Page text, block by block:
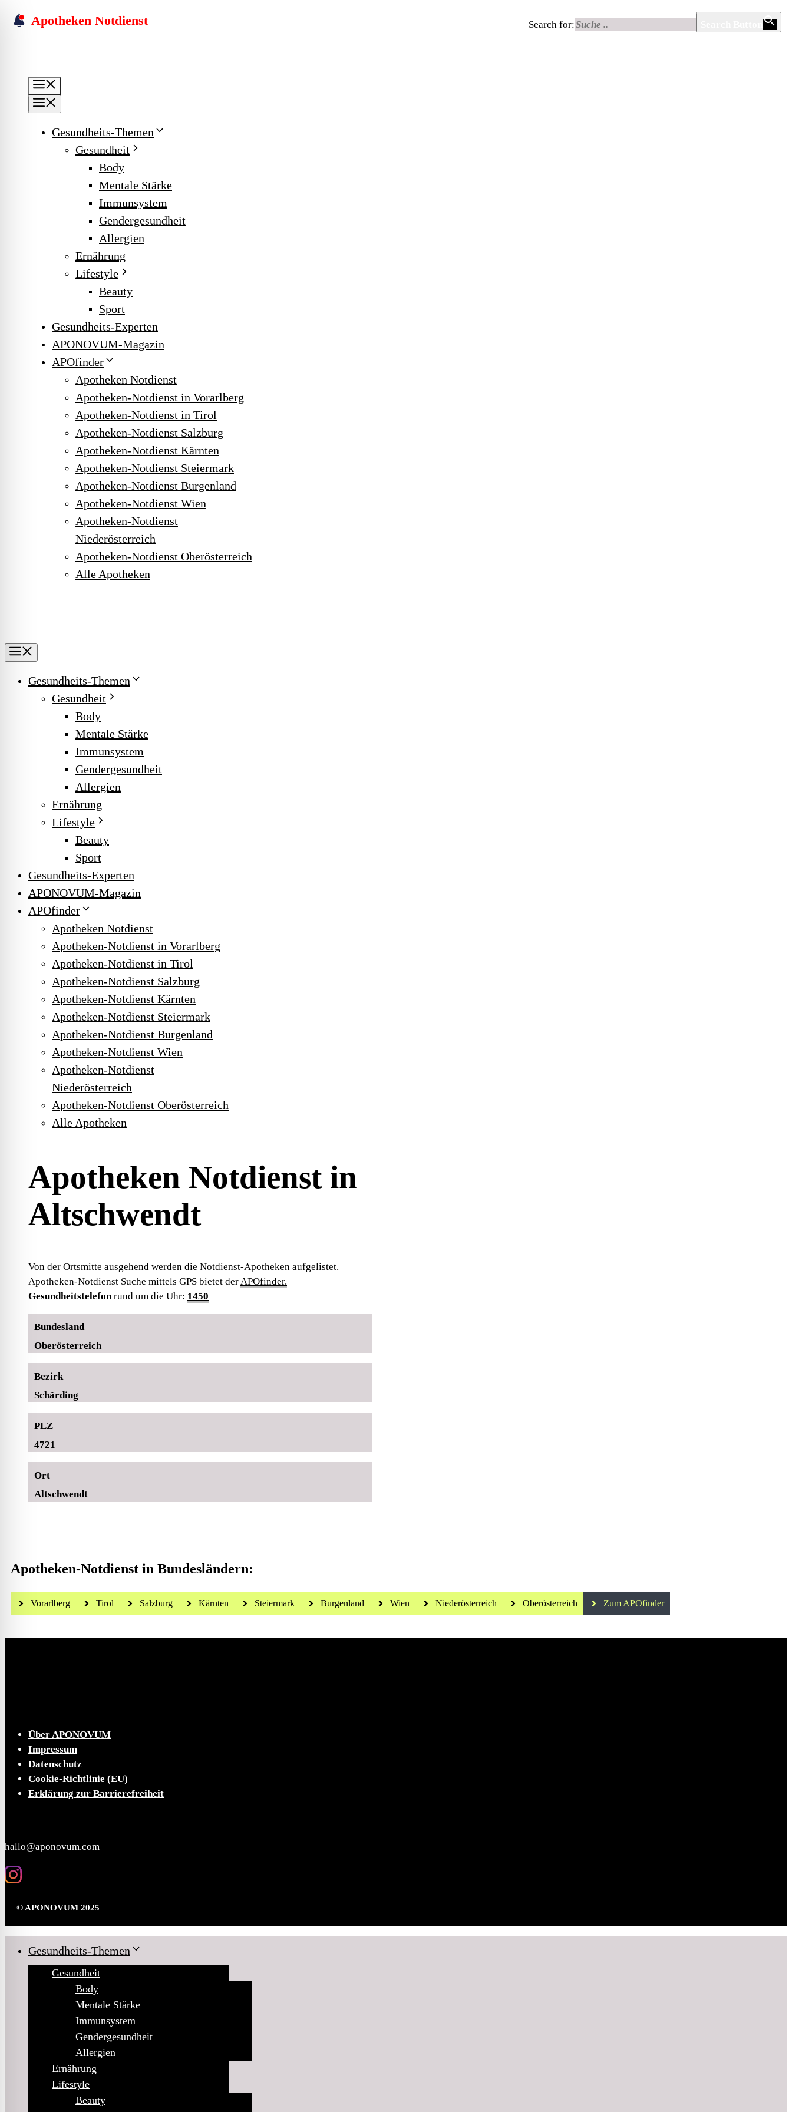
Skip
Apotheken Notdienst Search for:
Gesundheits-Themen
Gesundheit
Body
Mentale Stärke
Immunsystem
Gendergesundheit
Allergien
Ernährung
Lifestyle
Beauty
Sport
Gesundheits-Experten
APONOVUM-Magazin
APOfinder
Apotheken Notdienst
Apotheken-Notdienst in Vorarlberg
Apotheken-Notdienst in Tirol
Apotheken-Notdienst Salzburg
Apotheken-Notdienst Kärnten
Apotheken-Notdienst Steiermark
Apotheken-Notdienst Burgenland
Apotheken-Notdienst Wien
Apotheken-Notdienst
Niederösterreich
Apotheken-Notdienst Oberösterreich
Alle Apotheken
Gesundheits-Themen
Gesundheit
Body
Mentale Stärke
Immunsystem
Gendergesundheit
Allergien
Ernährung
Lifestyle
Beauty
Sport
Gesundheits-Experten
APONOVUM-Magazin
APOfinder
Apotheken Notdienst
Apotheken-Notdienst in Vorarlberg
Apotheken-Notdienst in Tirol
Apotheken-Notdienst Salzburg
Apotheken-Notdienst Kärnten
Apotheken-Notdienst Steiermark
Apotheken-Notdienst Burgenland
Apotheken-Notdienst Wien
Apotheken-Notdienst
Niederösterreich
Apotheken-Notdienst Oberösterreich
Alle Apotheken
Apotheken Notdienst in
Altschwendt
Von der Ortsmitte ausgehend werden die Notdienst-Apotheken aufgelistet.
Apotheken-Notdienst Suche mittels GPS bietet derAPOfinder.
Gesundheitstelefonrund um die Uhr: 1450
Bundesland
Oberösterreich
Bezirk
Schärding
PLZ
4721
Ort
Altschwendt
Apotheken-Notdienst in Bundesländern:
Vorarlberg Tirol Salzburg Kärnten Steiermark Burgenland Wien Niederösterreich Oberösterreich Zum APOfinder
Über APONOVUM
Impressum
Datenschutz
Cookie-Richtlinie (EU)
Erklärung zur Barrierefreiheit
hallo@aponovum.com
© APONOVUM 2025
Gesundheits-Themen
Gesundheit
Body
Mentale Stärke
Immunsystem
Gendergesundheit
Allergien
Ernährung
Lifestyle
Beauty